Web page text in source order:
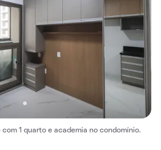
1 quarto e academia no condomínio.